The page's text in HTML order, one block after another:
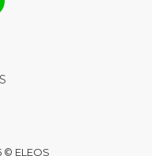
© ELEOS